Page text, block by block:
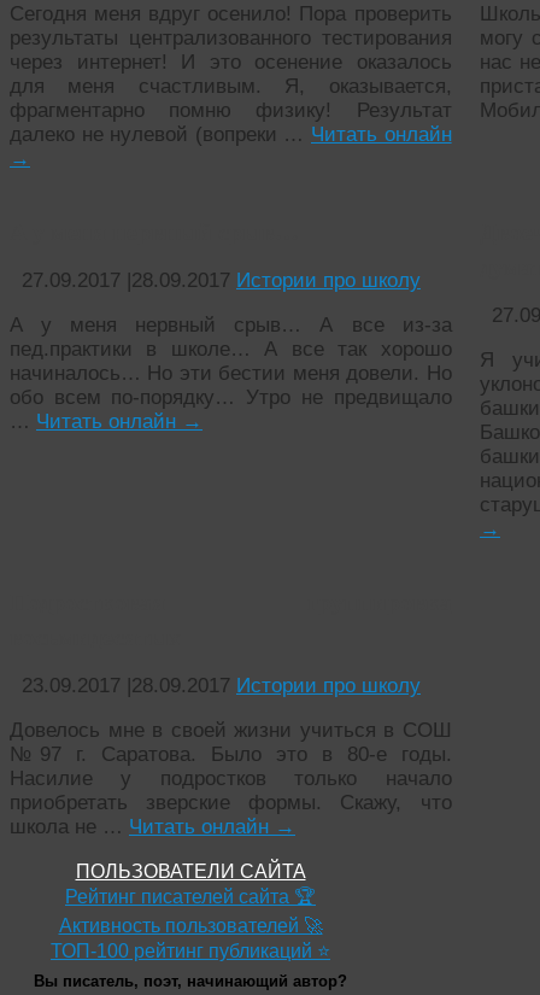
Сегодня меня вдруг осенило! Пора проверить
результаты централизованного тестирования
через интернет! И это осенение оказалось
для меня счастливым. Я, оказывается,
фрагментарно помню физику! Результат
далеко не нулевой (вопреки … Читать онлайн
→
могу
нас
27.09.2017 |28.09.2017 Истории про школу
А у меня нервный срыв… А все из-за
пед.практики в школе… А все так хорошо
начиналось… Но эти бестии меня довели. Но
обо всем по-порядку… Утро не предвищало
… Читать онлайн →
Я
→
23.09.2017 |28.09.2017 Истории про школу
Довелось мне в своей жизни учиться в СОШ
№97 г. Саратова. Было это в 80-е годы.
Насилие у подростков только начало
приобретать зверские формы. Скажу, что
школа не … Читать онлайн →
ПОЛЬЗОВАТЕЛИ САЙТА
Рейтинг писателей сайта 🏆
Активность пользователей 🚀
ТОП-100 рейтинг публикаций ⭐
Вы писатель, поэт, начинающий автор?